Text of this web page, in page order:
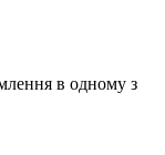
в одному з